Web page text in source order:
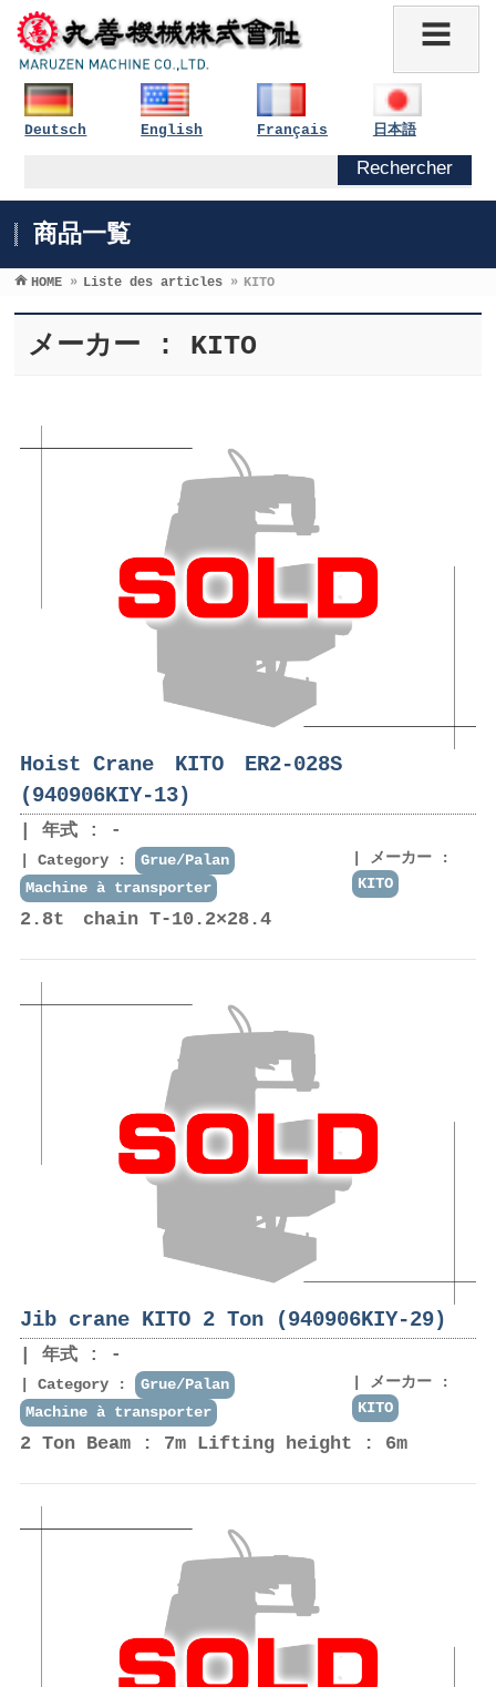
Deutsch English Français 日本語
商品一覧
HOME » Liste des articles » KITO
メーカー : KITO
Hoist Crane KITO ER2-028S
(940906KIY-13)
年式 : -
Category :
Grue/Palan
Machine à transporter
メーカー :
KITO
2.8t chain T-10.2×28.4
Jib crane KITO 2 Ton (940906KIY-29)
年式 : -
Category :
Grue/Palan
Machine à transporter
メーカー :
KITO
2 Ton Beam : 7m Lifting height : 6m